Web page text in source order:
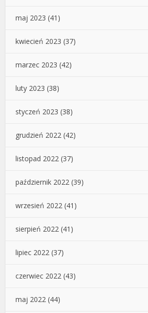
maj 2023 (41)
kwiecień 2023 (37)
marzec 2023 (42)
luty 2023 (38)
styczeń 2023 (38)
grudzień 2022 (42)
listopad 2022 (37)
październik 2022 (39)
wrzesień 2022 (41)
sierpień 2022 (41)
lipiec 2022 (37)
czerwiec 2022 (43)
maj 2022 (44)